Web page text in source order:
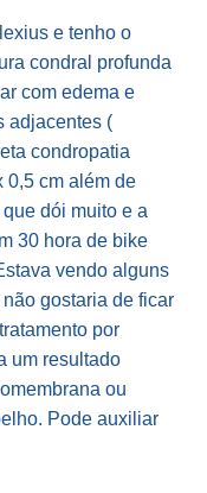
e tenho o
condral profunda
com edema e
adjacentes (
condropatia
0,5 cm além de
dói muito e a
30 hora de bike
vendo alguns
gostaria de ficar
por
um resultado
ou
Pode auxiliar